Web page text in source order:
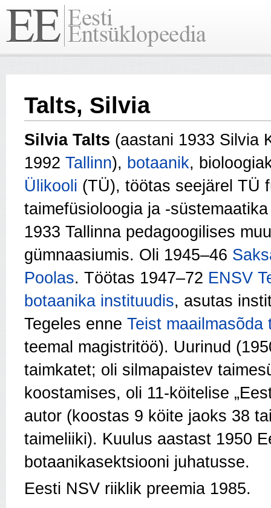
Talts, Silvia
Silvia Talts (aastani 1933 Silvia
1992 Tallinn), botaanik,
Ülikooli (TÜ), töötas seejärel TÜ
taimefüsioloogia ja -
1933 Tallinna pedagoogilises
gümnaasiumis. Oli 1945–46
Poolas. Töötas 1947–72 ENSV
botaanika instituudis, asutas
Tegeles enne Teist maailmasõda
teemal magistritöö). Uurinud
taimkatet; oli silmapaistev
koostamises, oli 11-köitelise
autor (koostas 9 köite jaoks 38
taimeliiki). Kuulus aastast 1950
botaanikasektsiooni juhatusse.
Eesti NSV riiklik preemia 1985.